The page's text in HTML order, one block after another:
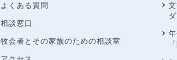
よくある質問
相談窓口
牧会者とその家族のための相談室